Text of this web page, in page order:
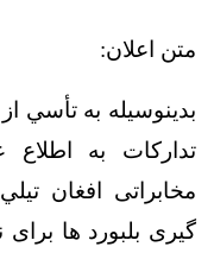
متن اعلان:
تدارکات به
مخابراتی افغان
گيری بلبورد ها